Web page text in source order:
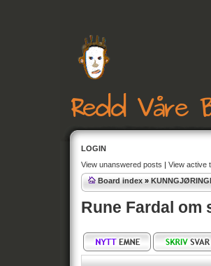
LOGIN
View unanswered posts | View active
Board index »
Rune Fardal